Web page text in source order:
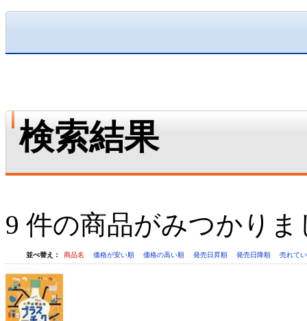
検索結果
9 件の商品がみつかりま
並べ替え： 商品名 価格が安い順 価格の高い順 発売日昇順 発売日降順 売れて